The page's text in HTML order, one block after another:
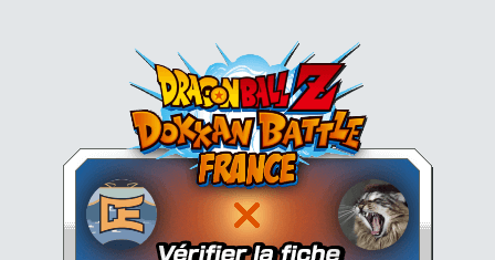
Dokkan Essentials x Dragon